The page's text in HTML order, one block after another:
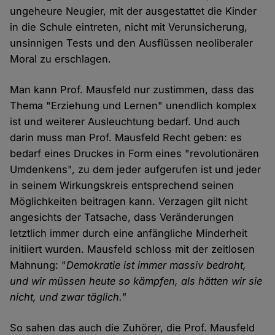
ungeheure Neugier, mit der ausgestattet die Kinder
in die Schule eintreten, nicht mit Verunsicherung,
unsinnigen Tests und den Ausflüssen neoliberaler
Moral zu erschlagen.
Man kann Prof. Mausfeld nur zustimmen, dass das
Thema "Erziehung und Lernen" unendlich komplex
ist und weiterer Ausleuchtung bedarf. Und auch
darin muss man Prof. Mausfeld Recht geben: es
bedarf eines Druckes in Form eines "revolutionären
Umdenkens", zu dem jeder aufgerufen ist und jeder
in seinem Wirkungskreis entsprechend seinen
Möglichkeiten beitragen kann. Verzagen gilt nicht
angesichts der Tatsache, dass Veränderungen
letztlich immer durch eine anfängliche Minderheit
initiiert wurden. Mausfeld schloss mit der zeitlosen
Mahnung: "Demokratie ist immer massiv bedroht,
und wir müssen heute so kämpfen, als hätten wir sie
nicht, und zwar täglich."
So sahen das auch die Zuhörer, die Prof. Mausfeld